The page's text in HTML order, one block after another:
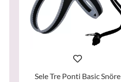
Sele Tre Ponti Basic Snöre